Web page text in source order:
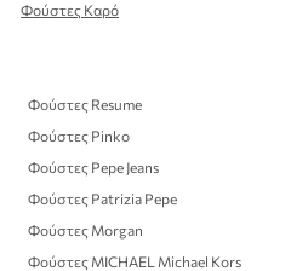
Φούστες Καρό
Φούστες Resume
Φούστες Pinko
Φούστες Pepe Jeans
Φούστες Patrizia Pepe
Φούστες Morgan
Φούστες MICHAEL Michael Kors